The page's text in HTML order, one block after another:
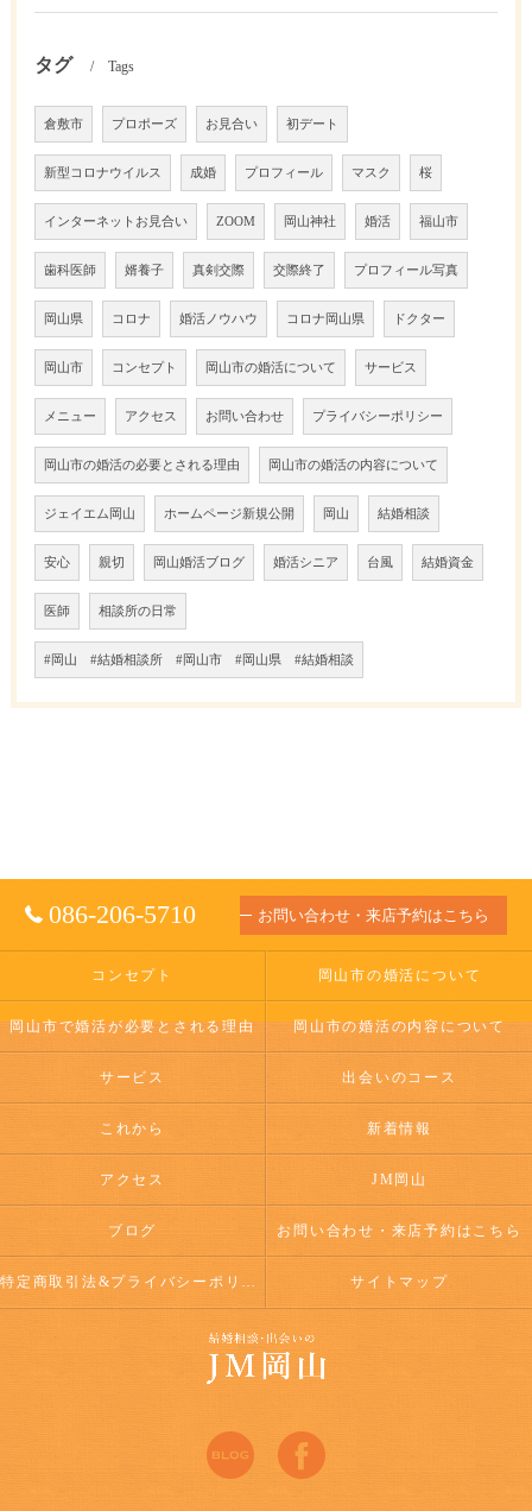
タグ Tags
倉敷市 プロポーズ お見合い 初デート
新型コロナウイルス 成婚 プロフィール マスク 桜
インターネットお見合い ZOOM 岡山神社 婚活 福山市
歯科医師 婿養子 真剣交際 交際終了 プロフィール写真
岡山県 コロナ 婚活ノウハウ コロナ岡山県 ドクター
岡山市 コンセプト 岡山市の婚活について サービス
メニュー アクセス お問い合わせ プライバシーポリシー
岡山市の婚活の必要とされる理由 岡山市の婚活の内容について
ジェイエム岡山 ホームページ新規公開 岡山 結婚相談
安心 親切 岡山婚活ブログ 婚活シニア 台風 結婚資金
医師 相談所の日常
#岡山 #結婚相談所 #岡山市 #岡山県 #結婚相談
086-206-5710 お問い合わせ・来店予約はこちら
コンセプト 岡山市の婚活について
岡山市で婚活が必要とされる理由 岡山市の婚活の内容について
サービス 出会いのコース
これから 新着情報
アクセス JM岡山
ブログ お問い合わせ・来店予約はこちら
特定商取引法&プライバシーポリシー サイトマップ